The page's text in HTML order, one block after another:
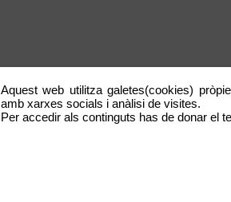
Aquest web utilitza galetes(cookies)
amb xarxes socials i anàlisi de visites.
Per accedir als continguts has de donar el